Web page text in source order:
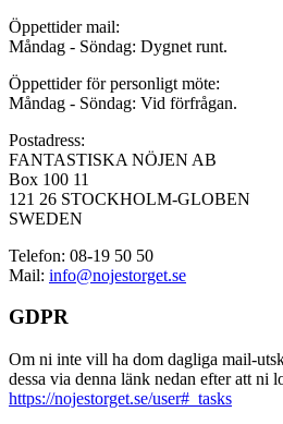
Öppettider mail:
Måndag - Söndag: Dygnet runt.
Öppettider för personligt möte:
Måndag - Söndag: Vid förfrågan.
Postadress:
FANTASTISKA NÖJEN AB
Box 100 11
121 26 STOCKHOLM-GLOBEN
SWEDEN
Telefon: 08-19 50 50
Mail: info@nojestorget.se
GDPR
Om ni inte vill ha dom dagliga mail-
dessa via denna länk nedan efter att ni
https://nojestorget.se/user#_tasks